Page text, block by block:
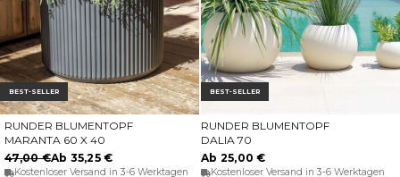
BEST-SELLER
OPTIONEN WÄHLEN
RUNDER BLUMENTOPF
MARANTA 60 X 40
47,00 €Ab 35,25 €
Kostenloser Versand in 3-6 Werktagen
BEST-SELLER
OPTIONEN WÄHLEN
RUNDER BLUMENTOPF
DALIA 70
Ab 25,00 €
Kostenloser Versand in 3-6 Werktagen